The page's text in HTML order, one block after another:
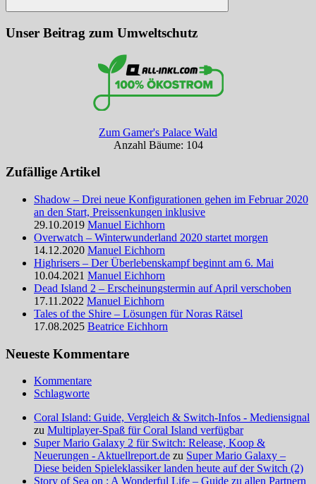
Suchen
Unser Beitrag zum Umweltschutz
Zum Gamer's Palace Wald
Anzahl Bäume: 104
Zufällige Artikel
Shadow – Drei neue Konfigurationen gehen im Februar 2020
an den Start, Preissenkungen inklusive
29.10.2019 Manuel Eichhorn
Overwatch – Winterwunderland 2020 startet morgen
14.12.2020 Manuel Eichhorn
Highrisers – Der Überlebenskampf beginnt am 6. Mai
10.04.2021 Manuel Eichhorn
Dead Island 2 – Erscheinungstermin auf April verschoben
17.11.2022 Manuel Eichhorn
Tales of the Shire – Lösungen für Noras Rätsel
17.08.2025 Beatrice Eichhorn
Neueste Kommentare
Kommentare
Schlagworte
Coral Island: Guide, Vergleich & Switch-Infos - Mediensignal
zu Multiplayer-Spaß für Coral Island verfügbar
Super Mario Galaxy 2 für Switch: Release, Koop &
Neuerungen - Aktuellreport.de zu Super Mario Galaxy –
Diese beiden Spieleklassiker landen heute auf der Switch (2)
Story of Sea on : A Wonderful Life – Guide zu allen Partnern